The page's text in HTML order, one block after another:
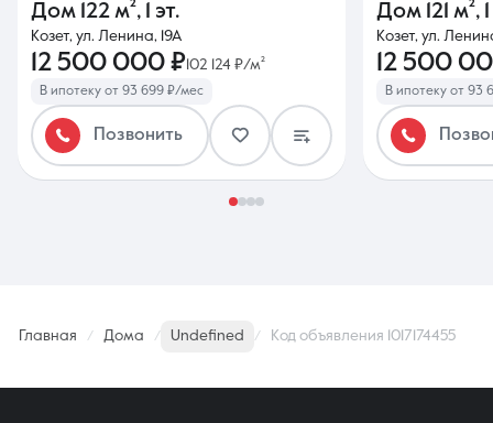
Дом 122 м², 1 эт.
Козет, ул. Ленина, 19А
12 500 000 ₽ 102 124 ₽/м²
В ипотеку от 93 699 ₽/мес
Позвонить
Дом 121 м²,
Козет, ул.
12 500
В ипотеку от 93
Главная Дома Undefined Код объявления 1017174455